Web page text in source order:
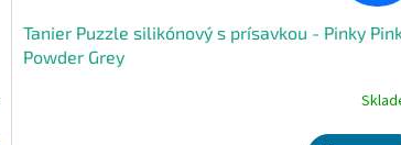
Tanier Puzzle silikónový s prísavkou - Pinky
Powder Grey